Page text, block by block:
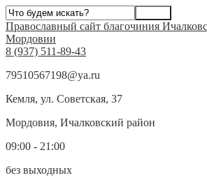
Православный сайт благочиния
Мордовии
8 (937) 511-89-43
79510567198@ya.ru
Кемля, ул. Советская, 37
Мордовия, Ичалковский район
09:00 - 21:00
без выходных